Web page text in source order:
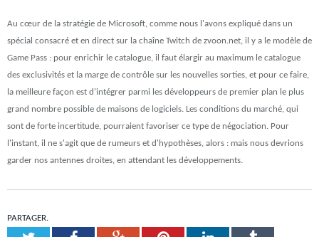
Au cœur de la stratégie de Microsoft, comme nous l'avons expliqué dans un
spécial consacré et en direct sur la chaîne Twitch de zvoon.net, il y a le modèle de
Game Pass : pour enrichir le catalogue, il faut élargir au maximum le catalogue
des exclusivités et la marge de contrôle sur les nouvelles sorties, et pour ce faire,
la meilleure façon est d'intégrer parmi les développeurs de premier plan le plus
grand nombre possible de maisons de logiciels. Les conditions du marché, qui
sont de forte incertitude, pourraient favoriser ce type de négociation. Pour
l'instant, il ne s'agit que de rumeurs et d'hypothèses, alors : mais nous devrions
garder nos antennes droites, en attendant les développements.
PARTAGER.